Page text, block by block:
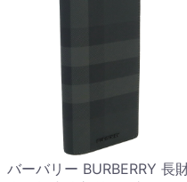
バーバリー BURBERRY 長